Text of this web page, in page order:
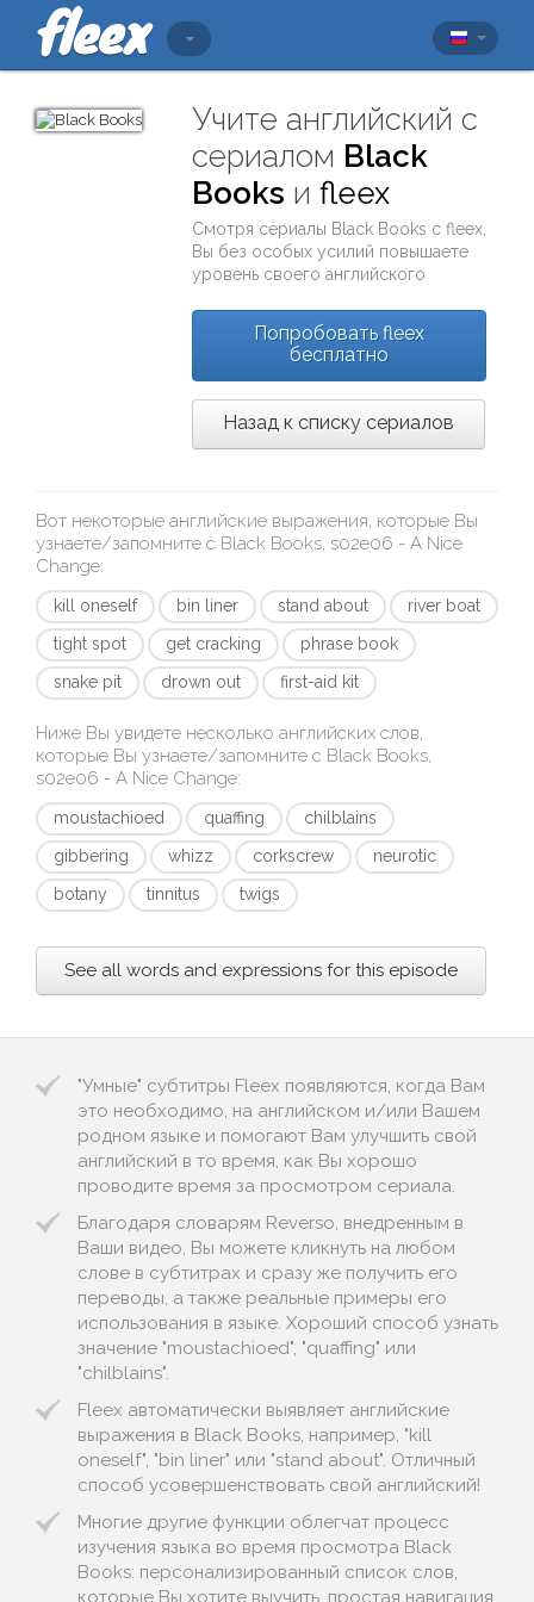
Учите английский с
сериалом Black
Books иfleex
Смотря сериалы Black Books сfleex
Вы без особых усилий повышаете
уровень своего английского
Попробовать fleex
бесплатно
Назад к списку сериалов
Вот некоторые английские выражения, которые Вы
узнаете/запомните с Black Books, s02e06 - A Nice
Change:
kill oneself bin liner stand about
river boat
tight spot
get cracking
phrase book
snake pit
drown out first-aid kit
Ниже Вы увидете несколько английских слов,
которые Вы узнаете/запомните с Black Books,
s02e06 - A Nice Change:
moustachioed quaffing
chilblains
gibbering
whizz corkscrew
neurotic
botany
tinnitus twigs
See all words and expressions for this episode
"Умные" субтитры Fleex появляются, когда Вам
это необходимо, на английском и/или Вашем
родном языке и помогают Вам улучшить свой
английский в то время, как Вы хорошо
проводите время за просмотром сериала.
Благодаря словарям Reverso, внедренным в
Ваши видео, Вы можете кликнуть на любом
слове в субтитрах и сразу же получить его
переводы, а также реальные примеры его
использования в языке. Хороший способ узнать
значение "moustachioed", "quaffing" или
"chilblains".
Fleex автоматически выявляет английские
выражения в Black Books, например, "kill
oneself", "bin liner" или "stand about". Отличный
способ усовершенствовать свой английский!
Многие другие функции облегчат процесс
изучения языка во время просмотра Black
Books: персонализированный список слов,
которые Вы хотите выучить, простая навигация